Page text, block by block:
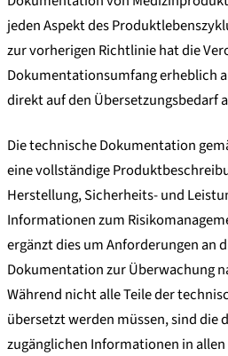
jeden Aspekt des
zur vorherigen Richtlinie hat die
Dokumentationsumfang erheblich
direkt auf den Übersetzungsbedarf
Die technische Dokumentation
eine vollständige
Herstellung, Sicherheits- und
Informationen zum
ergänzt dies um Anforderungen an
Dokumentation zur Überwachung
Während nicht alle Teile der
übersetzt werden müssen, sind die
zugänglichen Informationen in